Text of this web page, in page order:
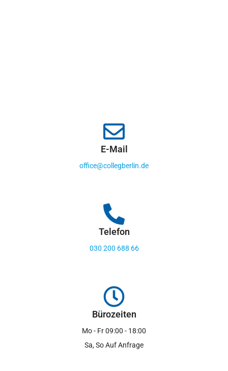
E-Mail
office@collegberlin.de
Telefon
030 200 688 66
Bürozeiten
Mo - Fr 09:00 - 18:00
Sa, So Auf Anfrage